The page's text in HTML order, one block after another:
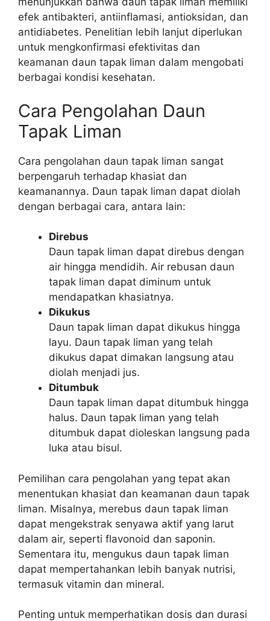
efek antibakteri, antiinflamasi, antioksidan, dan
antidiabetes. Penelitian lebih lanjut diperlukan
untuk mengkonfirmasi efektivitas dan
keamanan daun tapak liman dalam mengobati
berbagai kondisi kesehatan.
Cara Pengolahan Daun
Tapak Liman
Cara pengolahan daun tapak liman sangat
berpengaruh terhadap khasiat dan
keamanannya. Daun tapak liman dapat diolah
dengan berbagai cara, antara lain:
Direbus
Daun tapak liman dapat direbus dengan
air hingga mendidih. Air rebusan daun
tapak liman dapat diminum untuk
mendapatkan khasiatnya.
Dikukus
Daun tapak liman dapat dikukus hingga
layu. Daun tapak liman yang telah
dikukus dapat dimakan langsung atau
diolah menjadi jus.
Ditumbuk
Daun tapak liman dapat ditumbuk hingga
halus. Daun tapak liman yang telah
ditumbuk dapat dioleskan langsung pada
luka atau bisul.
Pemilihan cara pengolahan yang tepat akan
menentukan khasiat dan keamanan daun tapak
liman. Misalnya, merebus daun tapak liman
dapat mengekstrak senyawa aktif yang larut
dalam air, seperti flavonoid dan saponin.
Sementara itu, mengukus daun tapak liman
dapat mempertahankan lebih banyak nutrisi,
termasuk vitamin dan mineral.
Penting untuk memperhatikan dosis dan durasi